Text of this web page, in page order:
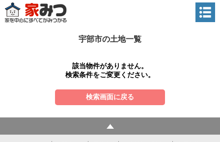
宇部市の土地一覧
該当物件がありません。
検索条件をご変更ください。
検索画面に戻る